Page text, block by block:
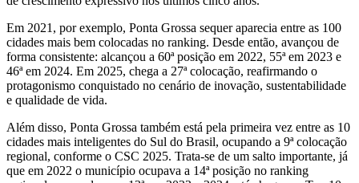
Em 2021, por exemplo, Ponta Grossa sequer aparecia entre as 100
cidades mais bem colocadas no ranking. Desde então, avançou de
forma consistente: alcançou a 60ª posição em 2022, 55ª em 2023 e
46ª em 2024. Em 2025, chega a 27ª colocação, reafirmando o
protagonismo conquistado no cenário de inovação, sustentabilidade
e qualidade de vida.
Além disso, Ponta Grossa também está pela primeira vez entre as 10
cidades mais inteligentes do Sul do Brasil, ocupando a 9ª colocação
regional, conforme o CSC 2025. Trata-se de um salto importante, já
que em 2022 o município ocupava a 14ª posição no ranking